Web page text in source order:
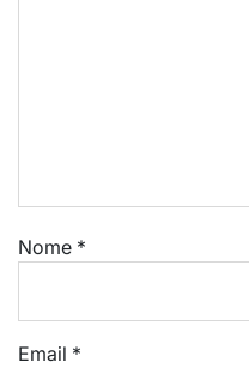
Nome *
Email *